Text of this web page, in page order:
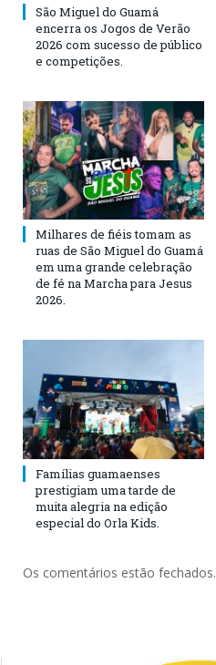
São Miguel do Guamá
encerra os Jogos de Verão
2026 com sucesso de público
e competições.
Milhares de fiéis tomam as
ruas de São Miguel do Guamá
em uma grande celebração
de fé na Marcha para Jesus
2026.
Famílias guamaenses
prestigiam uma tarde de
muita alegria na edição
especial do Orla Kids.
Os comentários estão fechados.